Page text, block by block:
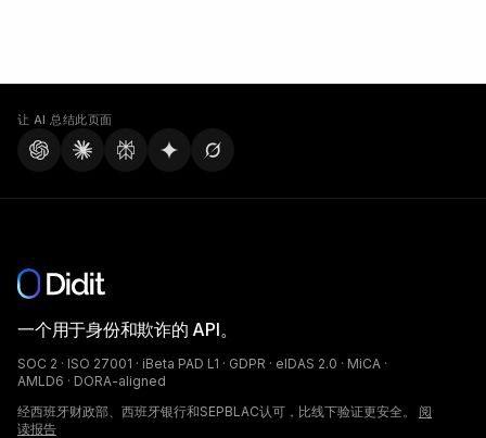
让 AI 总结此页面
一个用于身份和欺诈的 API。
SOC 2 · ISO 27001 · iBeta PAD L1 · GDPR · eIDAS 2.0 · MiCA ·
AMLD6 · DORA-aligned
经西班牙财政部、西班牙银行和SEPBLAC认可，比线下验证更安全。
阅
读报告